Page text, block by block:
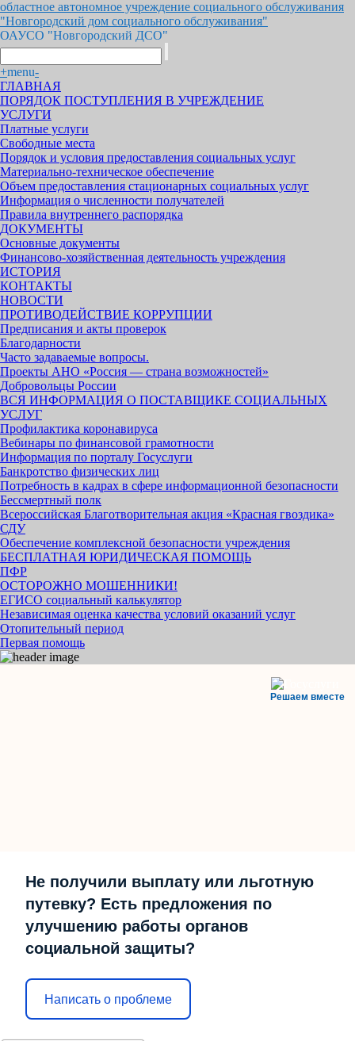
областное автономное учреждение социального обслуживания
"Новгородский дом социального обслуживания"
ОАУСО "Новгородский ДСО"
+menu-
ГЛАВНАЯ
ПОРЯДОК ПОСТУПЛЕНИЯ В УЧРЕЖДЕНИЕ
УСЛУГИ
Платные услуги
Свободные места
Порядок и условия предоставления социальных услуг
Материально-техническое обеспечение
Объем предоставления стационарных социальных услуг
Информация о численности получателей
Правила внутреннего распорядка
ДОКУМЕНТЫ
Основные документы
Финансово-хозяйственная деятельность учреждения
ИСТОРИЯ
КОНТАКТЫ
НОВОСТИ
ПРОТИВОДЕЙСТВИЕ КОРРУПЦИИ
Предписания и акты проверок
Благодарности
Часто задаваемые вопросы.
Проекты АНО «Россия — страна возможностей»
Добровольцы России
ВСЯ ИНФОРМАЦИЯ О ПОСТАВЩИКЕ СОЦИАЛЬНЫХ
УСЛУГ
Профилактика коронавируса
Вебинары по финансовой грамотности
Информация по порталу Госуслуги
Банкротство физических лиц
Потребность в кадрах в сфере информационной безопасности
Бессмертный полк
Всероссийская Благотворительная акция «Красная гвоздика»
СДУ
Обеспечение комплексной безопасности учреждения
БЕСПЛАТНАЯ ЮРИДИЧЕСКАЯ ПОМОЩЬ
ПФР
ОСТОРОЖНО МОШЕННИКИ!
ЕГИСО социальный калькулятор
Независимая оценка качества условий оказаний услуг
Отопительный период
Первая помощь
Решаем вместе
Не получили выплату или льготную
путевку? Есть предложения по
улучшению работы органов
социальной защиты?
Написать о проблеме